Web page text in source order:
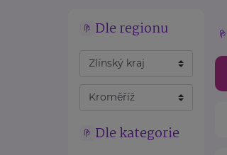
Dle regionu
Dle kategorie